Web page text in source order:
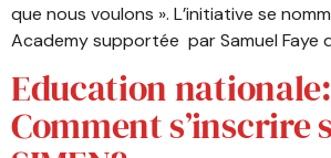
que nous voulons ». L’initiative se
Academy supportée par Samuel Faye
Education nationale:
Comment s’inscrire